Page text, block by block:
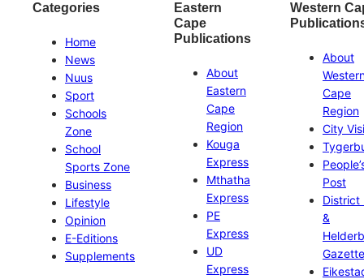
Categories
Home
News
Nuus
Sport
Schools
Zone
School
Sports Zone
Business
Lifestyle
Opinion
E-Editions
Supplements
Eastern
Cape
Publications
About
Eastern
Cape
Region
Kouga
Express
Mthatha
Express
PE
Express
UD
Express
Western
About
Cape
Region
City
Post
District
&
Gazette